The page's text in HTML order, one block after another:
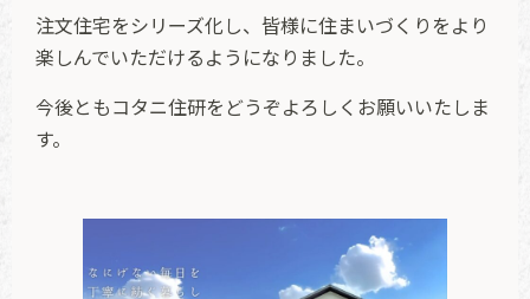
注文住宅をシリーズ化し、皆様に住まいづくりをより
楽しんでいただけるようになりました。
今後ともコタニ住研をどうぞよろしくお願いいたしま
す。